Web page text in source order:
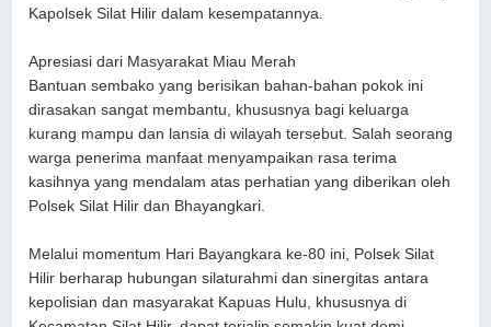
Kapolsek Silat Hilir dalam kesempatannya.
Apresiasi dari Masyarakat Miau Merah
Bantuan sembako yang berisikan bahan-bahan pokok ini
dirasakan sangat membantu, khususnya bagi keluarga
kurang mampu dan lansia di wilayah tersebut. Salah seorang
warga penerima manfaat menyampaikan rasa terima
kasihnya yang mendalam atas perhatian yang diberikan oleh
Polsek Silat Hilir dan Bhayangkari.
Melalui momentum Hari Bayangkara ke-80 ini, Polsek Silat
Hilir berharap hubungan silaturahmi dan sinergitas antara
kepolisian dan masyarakat Kapuas Hulu, khususnya di